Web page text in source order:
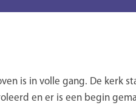
is in volle gang. De kerk
en er is een begin